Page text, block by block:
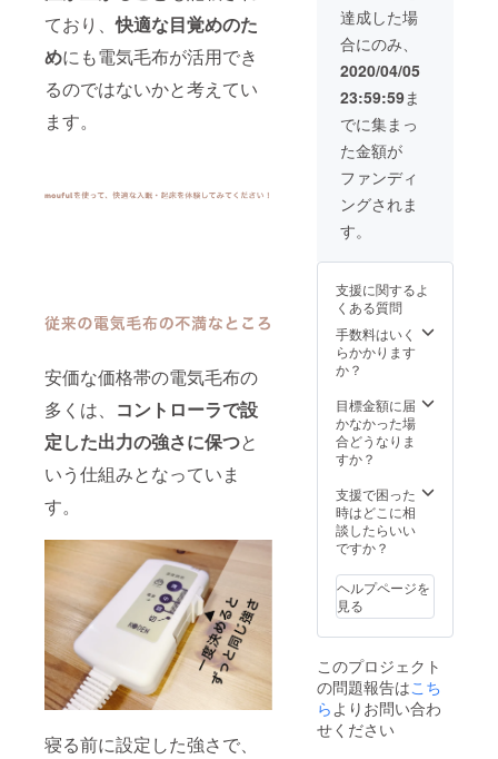
ており、快適な目覚めのた
めにも電気毛布が活用でき
るのではないかと考えてい
ます。
安価な価格帯の電気毛布の
多くは、 コントローラで設
定した出力の強さに保つと
いう仕組みとなっていま
す。
寝る前に設定した強さで、
や簡単
な組み
立てが
必要で
す。 ※※
電気毛
布はご
自身で
ご用意
くださ
い。※※
容（開
発者コ
ミュニ
ティ）
： ・
mouful
の開発
者コ
ミュニ
ティ
（Face
bookグ
へ招待
GitHub
を使っ
て、開
発情報
（ソー
ド、セ
ンサー
情報な
ど）を
容（製
品に名
前載せ
る
・
GitHub
に作成
してい
mouful
の公開
リポジ
トリの
READM
達成した場
合にのみ、
2020/04/05
23:59:59ま
でに集まっ
た金額が
ファンディ
ングされま
す。
支援に関するよ
くある質問
手数料はいく
らかかります
か？
目標金額に届
かなかった場
合どうなりま
すか？
支援で困った
時はどこに相
談したらいい
ですか？
ヘルプページを
見る
このプロジェクト
の問題報告はこち
ら よりお問い合わ
せください